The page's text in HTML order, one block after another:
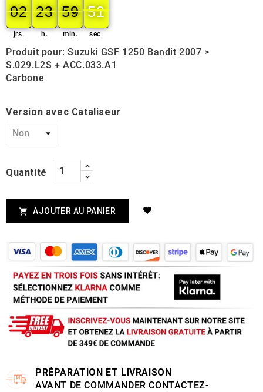
02
02
00
jrs.
23
23
00
h.
59
59
00
min.
50
49
50
sec.
Produit pour: Suzuki GSF 1250 Bandit 2007 >
S.029.L2S + ACC.033.A1
Carbone
Version avec Cataliseur
Quantité
 AJOUTER AU PANIER
PRÉPARATION ET LIVRAISON
AVANT DE COMMANDER CONTACTEZ-